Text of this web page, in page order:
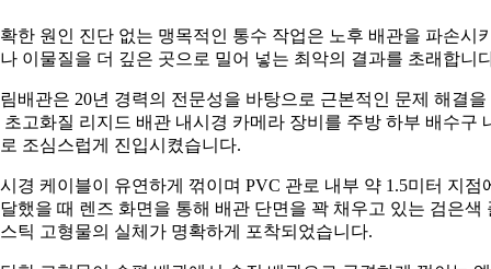
한 원인 진단 없는 맹목적인 통수 작업은 노후 배관을 파손시
이물질을 더 깊은 곳으로 밀어 넣는 최악의 결과를 초래합니
배관은 20년 경력의 전문성을 바탕으로 근본적인 문제 해결을
초고화질 리지드 배관 내시경 카메라 장비를 주방 하부 배수구
조심스럽게 진입시켰습니다.
경 케이블이 유연하게 꺾이며 PVC 관로 내부 약 1.5미터 지점
했을 때 렌즈 화면을 통해 배관 단면을 꽉 채우고 있는 검은색
틱 고형물의 실체가 명확하게 포착되었습니다.